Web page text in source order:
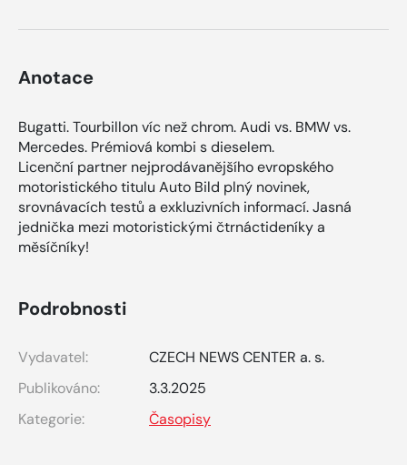
Anotace
Bugatti. Tourbillon víc než chrom. Audi vs. BMW vs.
Mercedes. Prémiová kombi s dieselem.
Licenční partner nejprodávanějšího evropského
motoristického titulu Auto Bild plný novinek,
srovnávacích testů a exkluzivních informací. Jasná
jednička mezi motoristickými čtrnáctideníky a
měsíčníky!
Podrobnosti
Vydavatel:
CZECH NEWS CENTER a. s.
Publikováno:
3.3.2025
Kategorie:
Časopisy